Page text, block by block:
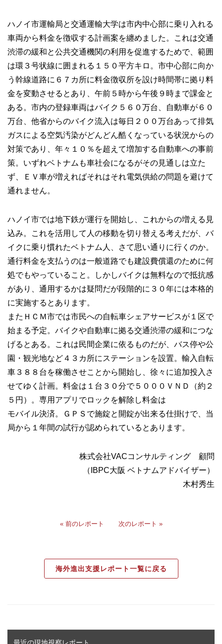
ハノイ市運輸局と交通運輸大学は市内中心部に乗り入れる
車両から料金を徴収する計画案を纏めました。これは交通
渋滞の緩和と公共交通機関の利用を促進するためで、範囲
は環３号状線に囲まれる１５０平方キロ。市中心部に向か
う幹線道路に６７カ所に料金徴収所を設け時間帯に拠り料
金を変動させるとあり、午前５時から午後９時まで課金と
ある。市内の登録車両はバイク５６０万台、自動車が６０
万台、他省からのバイク流入は毎日２００万台あって排気
ガスによる空気汚染がどんどん酷くなっている状況からの
対策であり、年々１０％を超えて増加する自動車への事前
策。いずれベトナムも車社会になるがその見通しは立た
ず、ＥＶ車が増えればそれはそれ電気供給の問題を避けて
通れません。
ハノイ市では地下鉄が運行を開始し、これからの増える見
込み。これを活用して人の移動を切り替える考えだが、バ
イクに乗り慣れたベトナム人、さて思い通りに行くのか。
通行料金を支払うのは一般道路でも建設費償還のために何
処でもやっていること。しかしバイクは無料なので抵抗感
があり、通用するかは疑問だが段階的に３０年には本格的
に実施するとあります。
またＨＣＭ市では市民への自転車シェアサービスが１区で
始まる予定。バイクや自動車に拠る交通渋滞の緩和につな
げるとある。これは民間企業に依るものだが、バス停や公
園・観光地など４３カ所にステーションを設置。輸入自転
車３８８台を稼働させことから開始し、徐々に追加投入さ
せてゆく計画。料金は１台３０分で５０００ＶＮＤ（約２
５円）。専用アプリでロックを解除し料金は
モバイル決済。ＧＰＳで施錠と開錠が出来る仕掛けで、当
局から１年間の試行が認められているとあります。
株式会社VACコンサルティング 顧問
（IBPC大阪 ベトナムアドバイザー）
木村秀生
« 前のレポート 次のレポート »
海外進出支援レポート一覧に戻る